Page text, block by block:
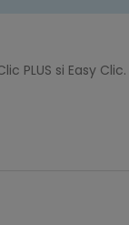
PLUS si Easy